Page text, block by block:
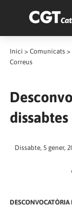
Inici > Comunicats >
Correus
dissabtes
Dissabte, 5 gener,
DESCONVOCATÒRIA